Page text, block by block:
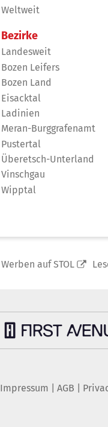
Weltweit
Bezirke
Landesweit
Bozen Leifers
Bozen Land
Eisacktal
Ladinien
Meran-Burggrafenamt
Pustertal
Überetsch-Unterland
Vinschgau
Wipptal
Werben auf STOL
Impressum AGB